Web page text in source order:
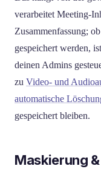
verarbeitet Meeting-
Zusammenfassung;
gespeichert werden,
deinen Admins
zu Video- und
automatische
gespeichert bleiben.
Maskierung